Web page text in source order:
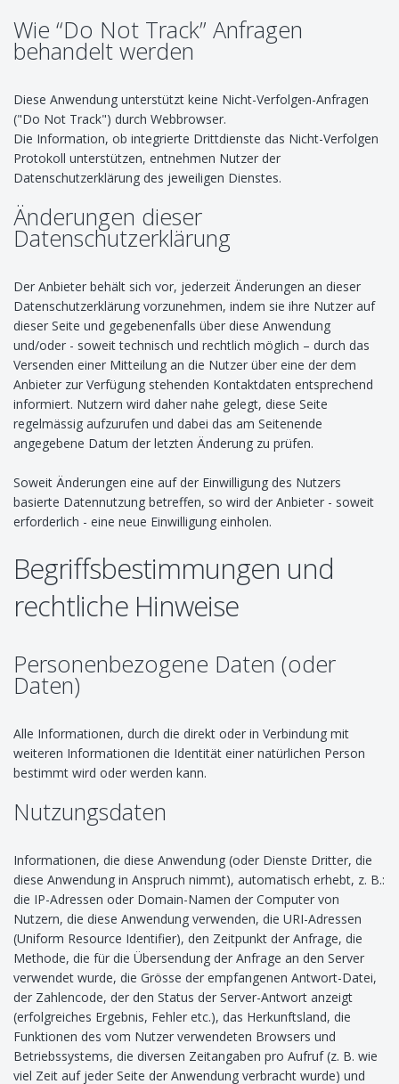
Wie “Do Not Track” Anfragen
behandelt werden
Diese Anwendung unterstützt keine Nicht-Verfolgen-Anfragen
("Do Not Track") durch Webbrowser.
Die Information, ob integrierte Drittdienste das Nicht-Verfolgen
Protokoll unterstützen, entnehmen Nutzer der
Datenschutzerklärung des jeweiligen Dienstes.
Änderungen dieser
Datenschutzerklärung
Der Anbieter behält sich vor, jederzeit Änderungen an dieser
Datenschutzerklärung vorzunehmen, indem sie ihre Nutzer auf
dieser Seite und gegebenenfalls über diese Anwendung
und/oder - soweit technisch und rechtlich möglich – durch das
Versenden einer Mitteilung an die Nutzer über eine der dem
Anbieter zur Verfügung stehenden Kontaktdaten entsprechend
informiert. Nutzern wird daher nahe gelegt, diese Seite
regelmässig aufzurufen und dabei das am Seitenende
angegebene Datum der letzten Änderung zu prüfen.
Soweit Änderungen eine auf der Einwilligung des Nutzers
basierte Datennutzung betreffen, so wird der Anbieter - soweit
erforderlich - eine neue Einwilligung einholen.
Begriffsbestimmungen und
rechtliche Hinweise
Personenbezogene Daten (oder
Daten)
Alle Informationen, durch die direkt oder in Verbindung mit
weiteren Informationen die Identität einer natürlichen Person
bestimmt wird oder werden kann.
Nutzungsdaten
Informationen, die diese Anwendung (oder Dienste Dritter, die
diese Anwendung in Anspruch nimmt), automatisch erhebt, z. B.:
die IP-Adressen oder Domain-Namen der Computer von
Nutzern, die diese Anwendung verwenden, die URI-Adressen
(Uniform Resource Identifier), den Zeitpunkt der Anfrage, die
Methode, die für die Übersendung der Anfrage an den Server
verwendet wurde, die Grösse der empfangenen Antwort-Datei,
der Zahlencode, der den Status der Server-Antwort anzeigt
(erfolgreiches Ergebnis, Fehler etc.), das Herkunftsland, die
Funktionen des vom Nutzer verwendeten Browsers und
Betriebssystems, die diversen Zeitangaben pro Aufruf (z. B. wie
viel Zeit auf jeder Seite der Anwendung verbracht wurde) und